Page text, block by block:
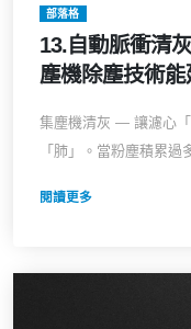
部落格
13.自動脈衝清
塵機除塵技術
集塵機清灰 — 讓濾心
「肺」。當粉塵積累
閱讀更多